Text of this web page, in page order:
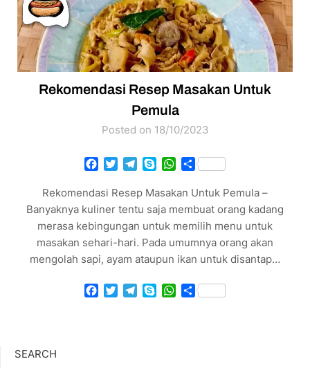
Rekomendasi Resep Masakan Untuk
Pemula
Posted on 18/10/2023
Facebook
TwitterTelegram
SkypeWhatsApp
Share
Rekomendasi Resep Masakan Untuk Pemula –
Banyaknya kuliner tentu saja membuat orang kadang
merasa kebingungan untuk memilih menu untuk
masakan sehari-hari. Pada umumnya orang akan
mengolah sapi, ayam ataupun ikan untuk disantap…
Facebook
TwitterTelegram
SkypeWhatsApp
Share
SEARCH